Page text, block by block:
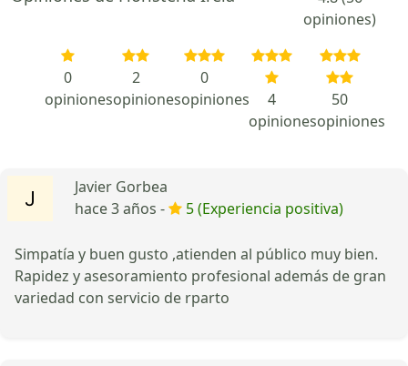
opiniones)
0
opiniones
2
opiniones
0
opiniones
4
opiniones
50
opiniones
Javier Gorbea
hace 3 años -
5 (Experiencia positiva)
Simpatía y buen gusto ,atienden al público muy bien.
Rapidez y asesoramiento profesional además de gran
variedad con servicio de rparto